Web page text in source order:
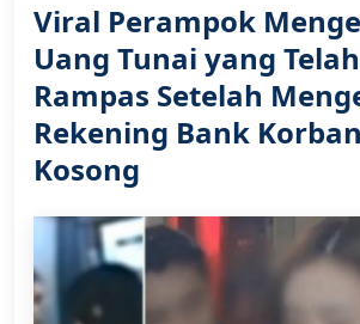
Viral Perampok
Uang Tunai yang
Rampas Setelah
Rekening Bank
Kosong